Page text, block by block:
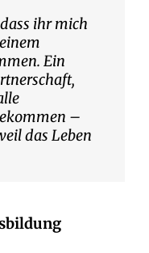
ihr mich
Ein
–
das Leben